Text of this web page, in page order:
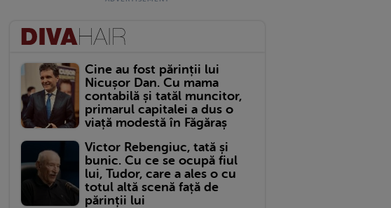
Cine au fost părinții lui
Nicușor Dan. Cu mama
contabilă și tatăl muncitor,
primarul capitalei a dus o
viață modestă în Făgăraș
Victor Rebengiuc, tată și
bunic. Cu ce se ocupă fiul
lui, Tudor, care a ales o cu
totul altă scenă față de
părinții lui